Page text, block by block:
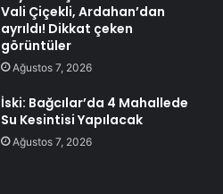
Vali Çiçekli, Ardahan’dan
ayrıldı! Dikkat çeken
görüntüler
Ağustos 7, 2026
İski: Bağcılar’da 4 Mahallede
Su Kesintisi Yapılacak
Ağustos 7, 2026